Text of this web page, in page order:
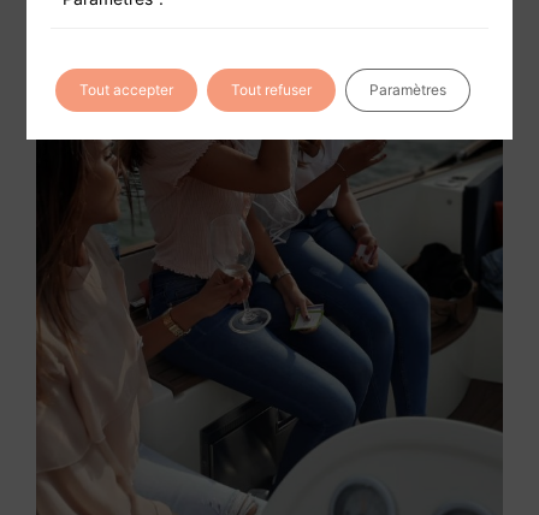
Tout accepter Tout refuser Paramètres